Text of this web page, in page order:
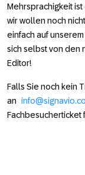
Mehrsprachigkeit
wir wollen noch
einfach auf
sich selbst von den
Editor!
Falls Sie noch kein
an
Fachbesucherticket